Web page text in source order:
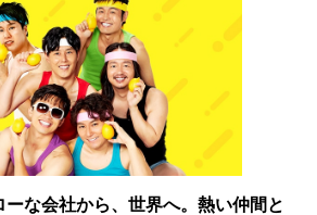
な会社から、世界へ。熱い仲間と